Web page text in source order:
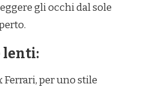
gli occhi dal sole
lenti:
Ferrari, per uno stile